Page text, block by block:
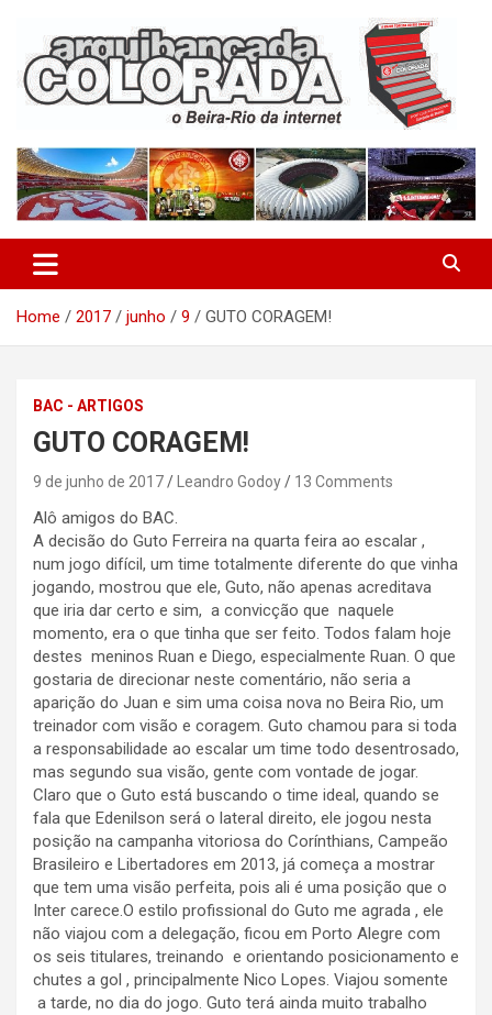
content
Arquibancada Colorada
Home 2017 junho 9 GUTO CORAGEM!
BAC - ARTIGOS
GUTO CORAGEM!
9 de junho de 2017 Leandro Godoy 13 Comments
Alô amigos do BAC.
A decisão do Guto Ferreira na quarta feira ao escalar ,
num jogo difícil, um time totalmente diferente do que vinha
jogando, mostrou que ele, Guto, não apenas acreditava
que iria dar certo e sim, a convicção que naquele
momento, era o que tinha que ser feito. Todos falam hoje
destes meninos Ruan e Diego, especialmente Ruan. O que
gostaria de direcionar neste comentário, não seria a
aparição do Juan e sim uma coisa nova no Beira Rio, um
treinador com visão e coragem. Guto chamou para si toda
a responsabilidade ao escalar um time todo desentrosado,
mas segundo sua visão, gente com vontade de jogar.
Claro que o Guto está buscando o time ideal, quando se
fala que Edenilson será o lateral direito, ele jogou nesta
posição na campanha vitoriosa do Corínthians, Campeão
Brasileiro e Libertadores em 2013, já começa a mostrar
que tem uma visão perfeita, pois ali é uma posição que o
Inter carece.O estilo profissional do Guto me agrada , ele
não viajou com a delegação, ficou em Porto Alegre com
os seis titulares, treinando e orientando posicionamento e
chutes a gol , principalmente Nico Lopes. Viajou somente
a tarde, no dia do jogo. Guto terá ainda muito trabalho